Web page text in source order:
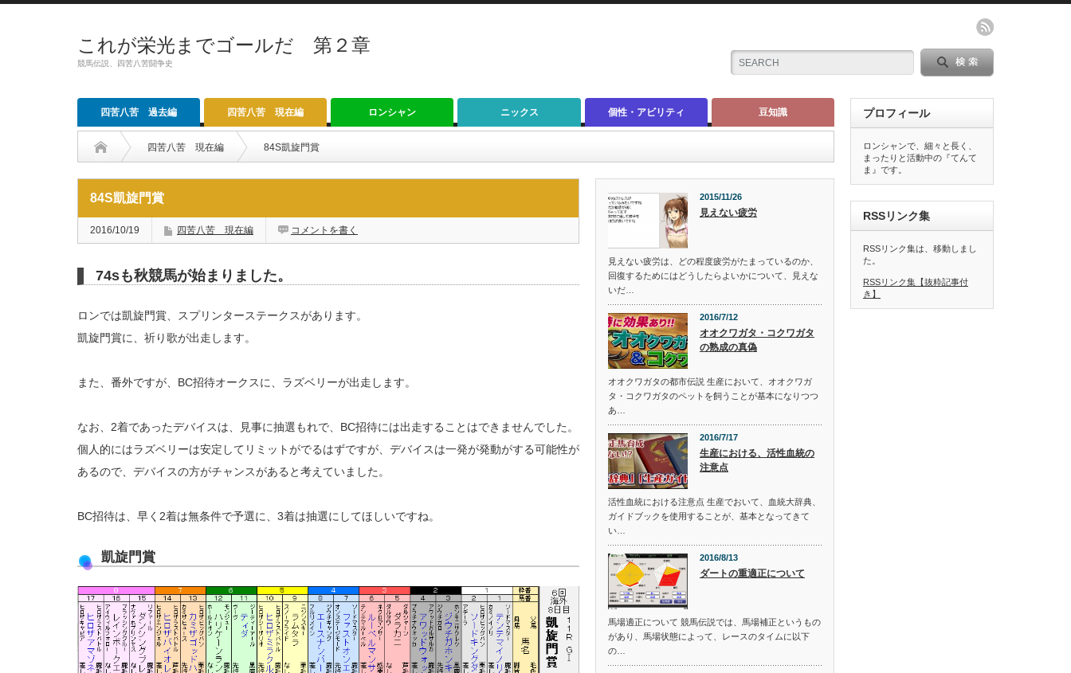
これが栄光までゴールだ 第２章
競馬伝説、四苦八苦闘争史
四苦八苦 過去編 四苦八苦 現在編 ロンシャン ニックス 個性・アビリティ 豆知識
四苦八苦 現在編 84S凱旋門賞
84S凱旋門賞
2016/10/19 四苦八苦 現在編 コメントを書く
74sも秋競馬が始まりました。
ロンでは凱旋門賞、スプリンターステークスがあります。
凱旋門賞に、祈り歌が出走します。
また、番外ですが、BC招待オークスに、ラズベリーが出走します。
なお、2着であったデバイスは、見事に抽選もれで、BC招待には出走することはできませんでした。
個人的にはラズベリーは安定してリミットがでるはずですが、デバイスは一発が発動がする可能性が
あるので、デバイスの方がチャンスがあると考えていました。
BC招待は、早く2着は無条件で予選に、3着は抽選にしてほしいですね。
凱旋門賞
2015/11/26
見えない疲労
見えない疲労は、どの程度疲労がたまっているのか、
回復するためにはどうしたらよいかについて、見えな
いだ…
2016/7/12
オオクワガタ・コクワガタ
の熟成の真偽
オオクワガタの都市伝説 生産において、オオクワガ
タ・コクワガタのペットを飼うことが基本になりつつ
あ…
2016/7/17
生産における、活性血統の
注意点
活性血統における注意点 生産でおいて、血統大辞典、
ガイドブックを使用することが、基本となってきて
い…
2016/8/13
ダートの重適正について
馬場適正について 競馬伝説では、馬場補正というもの
があり、馬場状態によって、レースのタイムに以下
の…
プロフィール
ロンシャンで、細々と長く、
まったりと活動中の『てんて
ま』です。
RSSリンク集
RSSリンク集は、移動しまし
た。
RSSリンク集【抜粋記事付
き】